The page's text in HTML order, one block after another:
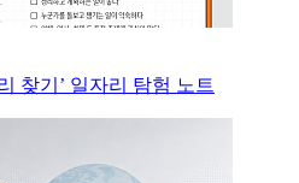
찾기’ 일자리 탐험 노트